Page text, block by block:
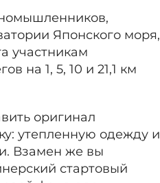
Японского моря,
участникам
на 1, 5, 10 и 21,1 км
оригинал
утепленную одежду и
Взамен же вы
стартовый